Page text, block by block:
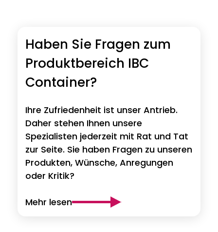
Haben Sie Fragen zum
Produktbereich IBC
Container?
Ihre Zufriedenheit ist unser Antrieb.
Daher stehen Ihnen unsere
Spezialisten jederzeit mit Rat und Tat
zur Seite. Sie haben Fragen zu unseren
Produkten, Wünsche, Anregungen
oder Kritik?
Mehr lesen